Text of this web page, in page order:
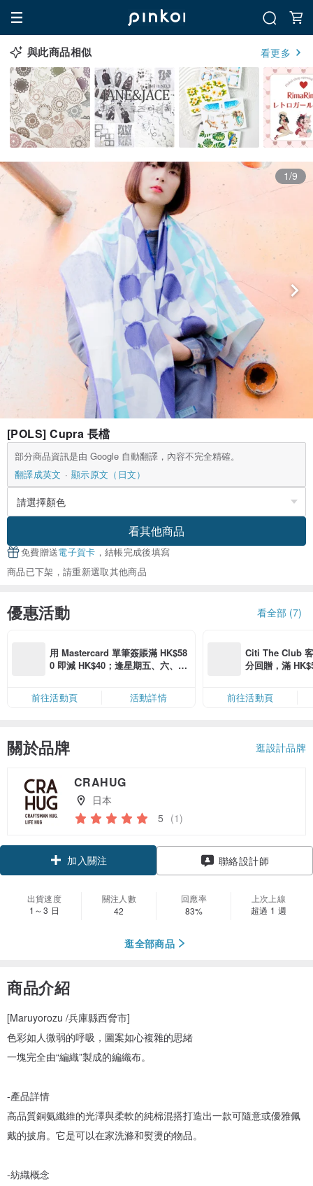
與此商品相似 看更多
1/9
[POLS] Cupra 長檔
部分商品資訊是由 Google 自動翻譯，內容不完全精確。
翻譯成英文
顯示原文（日文）
看其他商品
免費贈送電子賀卡 ，結帳完成後填寫
商品已下架，請重新選取其他商品
優惠活動 看全部 (7)
用 Mastercard 單筆簽賬滿 HK$58
0 即減 HK$40；逢星期五、六、日
限，額滿即止，僅限「常用信用
卡」結帳）
前往活動頁 活動詳情
Citi The Club
分回贈，滿
前往活動頁
關於品牌 逛設計品牌
CRAHUG
日本
5 (1)
加入關注 聯絡設計師
出貨速度
1～3 日
關注人數
42
回應率
83%
上次上線
超過 1 週
逛全部商品
商品介紹
[Maruyorozu /兵庫縣西脅市]
色彩如人微弱的呼吸，圖案如心複雜的思緒
一塊完全由“編織”製成的編織布。
-產品詳情
高品質銅氨纖維的光澤與柔軟的純棉混搭打造出一款可隨意或優雅佩
戴的披肩。它是可以在家洗滌和熨燙的物品。
-紡織概念